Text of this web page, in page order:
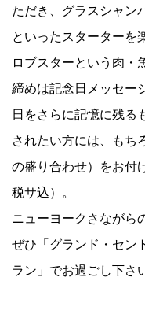
ただき、グラスシャン
といったスターターを
ロブスターという肉・
締めは記念日メッセー
日をさらに記憶に残る
されたい方には、もち
の盛り合わせ）をお付
税サ込）。
ニューヨークさながら
ぜひ「グランド・セン
ラン」でお過ごし下さい